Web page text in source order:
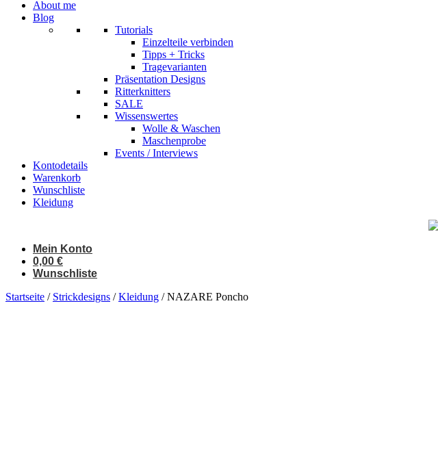
About me
Blog
Tutorials
Einzelteile verbinden
Tipps + Tricks
Tragevarianten
Präsentation Designs
Ritterknitters
SALE
Wissenswertes
Wolle & Waschen
Maschenprobe
Events / Interviews
Kontodetails
Warenkorb
Wunschliste
Kleidung
Mein Konto
0,00 €
Wunschliste
Startseite / Strickdesigns /Kleidung / NAZARE Poncho